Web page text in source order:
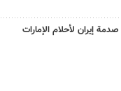
صدمة إيران لأحلام الإمارات